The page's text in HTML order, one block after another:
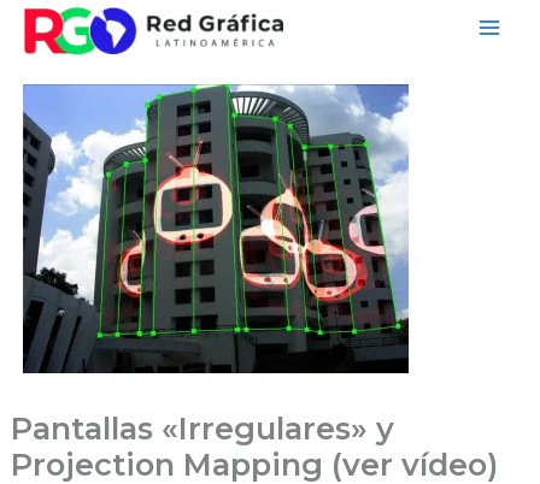
contenido
Pantallas «Irregulares» y
Projection Mapping (ver vídeo)